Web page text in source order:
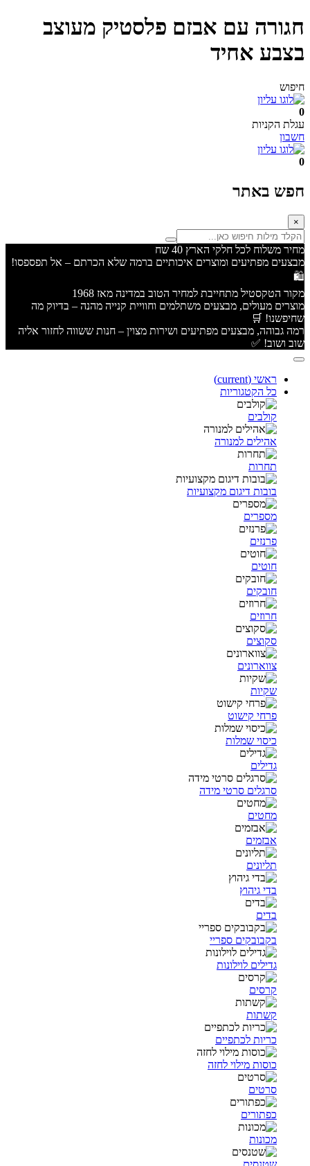
חגורה עם אבזם פלסטיק מעוצב
בצבע אחיד
חיפוש
0
עגלת הקניות
חשבון
0
חפש באתר
×
מחיר משלוח לכל חלקי הארץ 40 שח
מבצעים מפתיעים ומוצרים איכותיים ברמה שלא הכרתם – אל תפספסו!
🛍️
מקור הטקסטיל מתחייבת למחיר הטוב במדינה מאז 1968
מוצרים מעולים, מבצעים משתלמים וחוויית קנייה מהנה – בדיוק מה
שחיפשנו! 🛒
רמה גבוהה, מבצעים מפתיעים ושירות מצוין – חנות ששווה לחזור אליה
שוב ושוב! ✅
ראשי (current)
כל הקטגוריות
קולבים
אהילים למנורה
תחרות
בובות דיגום מקצועיות
מספרים
פרנזים
חוטים
חובקים
חרוזים
סקוצים
צווארונים
שקיות
פרחי קישוט
כיסוי שמלות
גדילים
סרגלים סרטי מידה
מחטים
אבזמים
תליונים
בדי גיהוץ
בדים
בקבובקים ספריי
גדילים לוילונות
קרסים
קשתות
כריות לכתפיים
כוסות מילוי לחזה
סרטים
כפתורים
מכונות